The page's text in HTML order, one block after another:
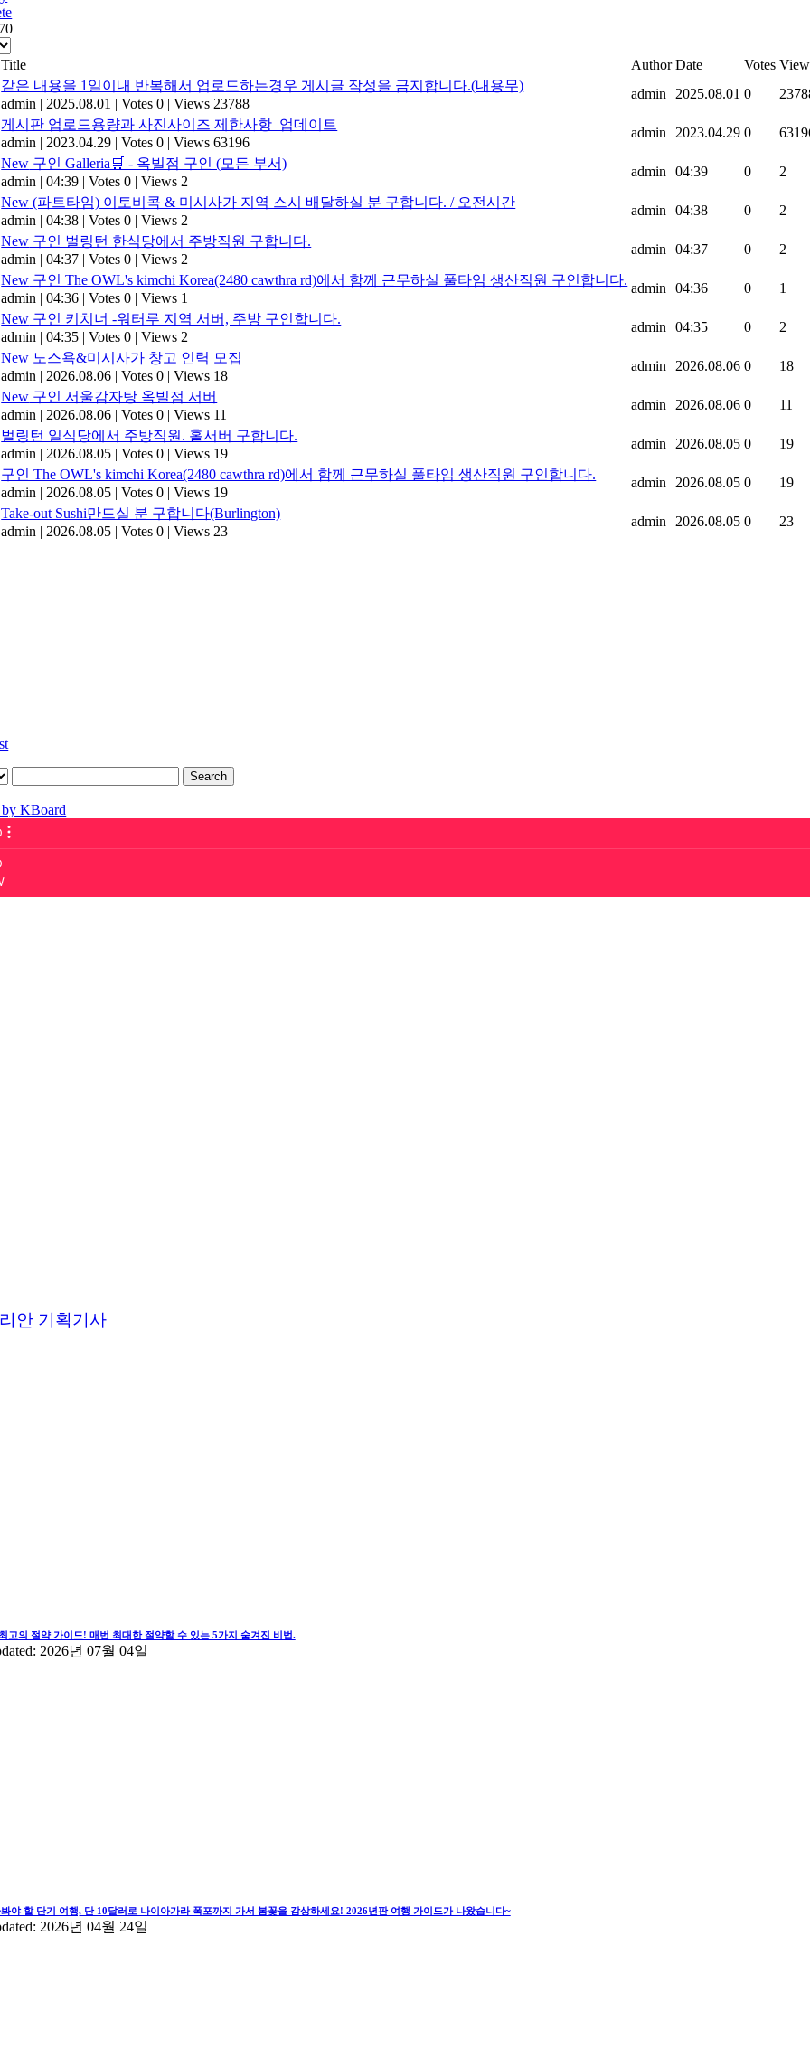
Title Author Date Votes
같은 내용을 1일이내 반복해서 업로드하는경우 게시글 작성을 금지합니다.(내용무)
admin | 2025.08.01 | Votes 0 | Views 23788
admin 2025.08.01 0
게시판 업로드용량과 사진사이즈 제한사항_업데이트
admin | 2023.04.29 | Votes 0 | Views 63196
admin 2023.04.29 0
New 구인 Galleria🛒 - 옥빌점 구인 (모든 부서)
admin | 04:39 | Votes 0 | Views 2
admin 04:39 0
2
New (파트타임) 이토비콕 & 미시사가 지역 스시 배달하실 분 구합니다. / 오전시간
admin | 04:38 | Votes 0 | Views 2
admin 04:38 0
2
New 구인 벌링턴 한식당에서 주방직원 구합니다.
admin | 04:37 | Votes 0 | Views 2
admin 04:37 0
2
New 구인 The OWL's kimchi Korea(2480 cawthra rd)에서 함께 근무하실 풀타임 생산직원 구인합니다.
admin | 04:36 | Votes 0 | Views 1
admin 04:36 0
1
New 구인 키치너 -워터루 지역 서버, 주방 구인합니다.
admin | 04:35 | Votes 0 | Views 2
admin 04:35 0
2
New 노스욕&미시사가 창고 인력 모집
admin | 2026.08.06 | Votes 0 | Views 18
admin 2026.08.06 0
18
New 구인 서울감자탕 옥빌점 서버
admin | 2026.08.06 | Votes 0 | Views 11
admin 2026.08.06 0
11
벌링턴 일식당에서 주방직원. 홀서버 구합니다.
admin | 2026.08.05 | Votes 0 | Views 19
admin 2026.08.05 0
19
구인 The OWL's kimchi Korea(2480 cawthra rd)에서 함께 근무하실 풀타임 생산직원 구인합니다.
admin | 2026.08.05 | Votes 0 | Views 19
admin 2026.08.05 0
19
Take-out Sushi만드실 분 구합니다(Burlington)
admin | 2026.08.05 | Votes 0 | Views 23
admin 2026.08.05 0 23
Search
KBoard
안 기획기사
고의 절약 가이드! 매번 최대한 절약할 수 있는 5가지 숨겨진 비법.
2026년 07월 04일
야 할 단기 여행, 단 10달러로 나이아가라 폭포까지 가서 봄꽃을 감상하세요! 2026년판 여행 가이드가 나왔습니다~
2026년 04월 24일